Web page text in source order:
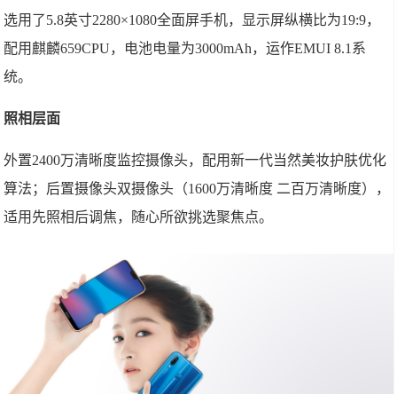
选用了5.8英寸2280×1080全面屏手机，显示屏纵横比为19:9，
配用麒麟659CPU，电池电量为3000mAh，运作EMUI 8.1系
统。
照相层面
外置2400万清晰度监控摄像头，配用新一代当然美妆护肤优化
算法；后置摄像头双摄像头（1600万清晰度 二百万清晰度），
适用先照相后调焦，随心所欲挑选聚焦点。